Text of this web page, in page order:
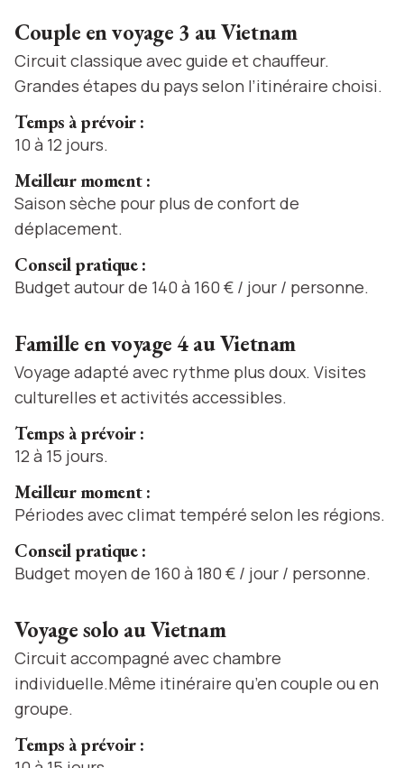
Couple en voyage 3 au Vietnam
Circuit classique avec guide et chauffeur.
Grandes étapes du pays selon l’itinéraire choisi.
Temps à prévoir :
10 à 12 jours.
Meilleur moment :
Saison sèche pour plus de confort de
déplacement.
Conseil pratique :
Budget autour de 140 à 160 € / jour / personne.
Famille en voyage 4 au Vietnam
Voyage adapté avec rythme plus doux. Visites
culturelles et activités accessibles.
Temps à prévoir :
12 à 15 jours.
Meilleur moment :
Périodes avec climat tempéré selon les régions.
Conseil pratique :
Budget moyen de 160 à 180 € / jour / personne.
Voyage solo au Vietnam
Circuit accompagné avec chambre
individuelle.Même itinéraire qu’en couple ou en
groupe.
Temps à prévoir :